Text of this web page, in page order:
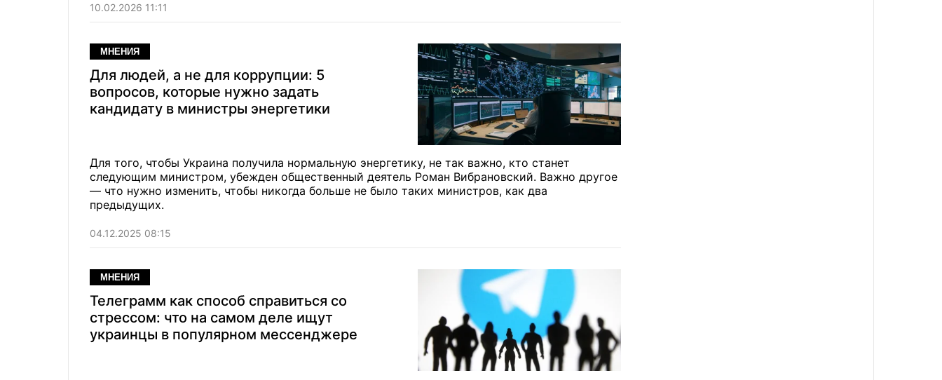
10.02.2026 11:11
МНЕНИЯ
Для людей, а не для коррупции: 5
вопросов, которые нужно задать
кандидату в министры энергетики
Для того, чтобы Украина получила нормальную энергетику, не так важно, кто станет
следующим министром, убежден общественный деятель Роман Вибрановский. Важно другое
— что нужно изменить, чтобы никогда больше не было таких министров, как два
предыдущих.
04.12.2025 08:15
МНЕНИЯ
Телеграмм как способ справиться со
стрессом: что на самом деле ищут
украинцы в популярном мессенджере